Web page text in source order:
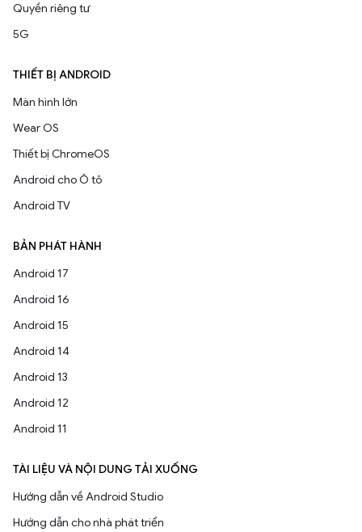
Quyền riêng tư
5G
THIẾT BỊ ANDROID
Màn hình lớn
Wear OS
Thiết bị ChromeOS
Android cho Ô tô
Android TV
BẢN PHÁT HÀNH
Android 17
Android 16
Android 15
Android 14
Android 13
Android 12
Android 11
TÀI LIỆU VÀ NỘI DUNG TẢI XUỐNG
Hướng dẫn về Android Studio
Hướng dẫn cho nhà phát triển